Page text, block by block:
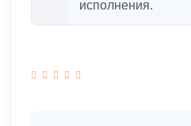
исполнения.